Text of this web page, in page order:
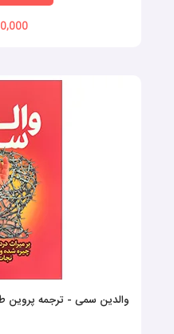
350,000
والدین سمی - ترجمه پروین